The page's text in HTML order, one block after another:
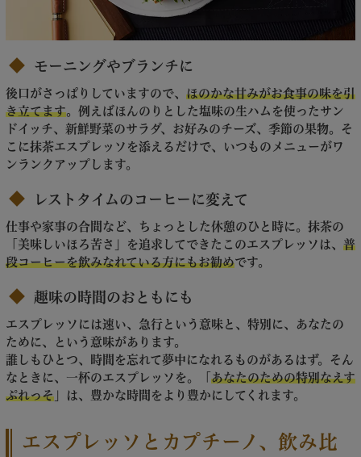
モーニングやブランチに
後口がさっぱりしていますので、 ほのかな甘みがお食事の味を引
き立てます。例えばほんのりとした塩味の生ハムを使ったサン
ドイッチ、新鮮野菜のサラダ、お好みのチーズ、季節の果物。そ
こに抹茶エスプレッソを添えるだけで、いつものメニューがワ
ンランクアップします。
レストタイムのコーヒーに変えて
仕事や家事の合間など、ちょっとした休憩のひと時に。抹茶の
「美味しいほろ苦さ」を追求してできたこのエスプレッソは、 普
段コーヒーを飲みなれている方にもお勧めです。
趣味の時間のおともにも
エスプレッソには速い、急行という意味と、特別に、あなたの
ために、という意味があります。
誰しもひとつ、時間を忘れて夢中になれるものがあるはず。そん
なときに、一杯のエスプレッソを。「 あなたのための特別なえす
ぷれっそ 」は、豊かな時間をより豊かにしてくれます。
エスプレッソとカプチーノ、飲み比